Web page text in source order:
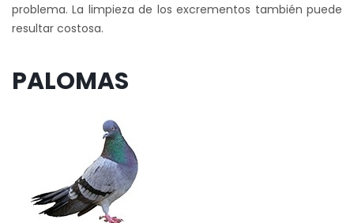
problema. La limpieza de los excrementos también puede
resultar costosa.
PALOMAS